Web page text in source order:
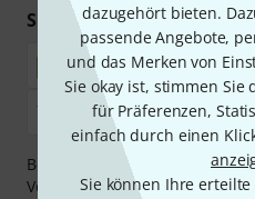
dazugehört bieten.
passende Angebote,
und das Merken von
Sie okay ist, stimmen Sie
für Präferenzen,
einfach durch einen
Sie können Ihre
Sicher einkaufen &
Bezahlen Sie vertraulich und
Vorkasse, PayPal, Amazon Pay,